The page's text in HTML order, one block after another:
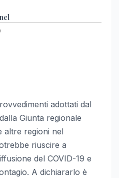
adottati dal
Giunta regionale
altre regioni nel
riuscire a
del COVID-19 e
A dichiararlo è